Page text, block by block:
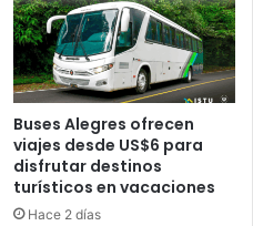
Buses Alegres ofrecen
viajes desde US$6 para
disfrutar destinos
turísticos en vacaciones
Hace 2 días